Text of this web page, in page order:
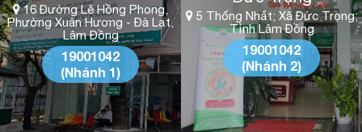
16 Đường Lê Hồng Phong,
Phường Xuân Hương - Đà Lạt,
Lâm Đồng
19001042
(Nhánh 1)
5 Thống Nhất; Xã Đức Trọng;
Tỉnh Lâm Đồng
19001042
(Nhánh 2)